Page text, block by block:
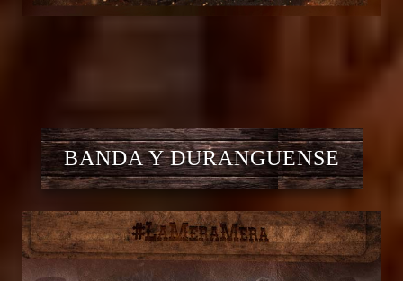
BANDA Y DURANGUENSE